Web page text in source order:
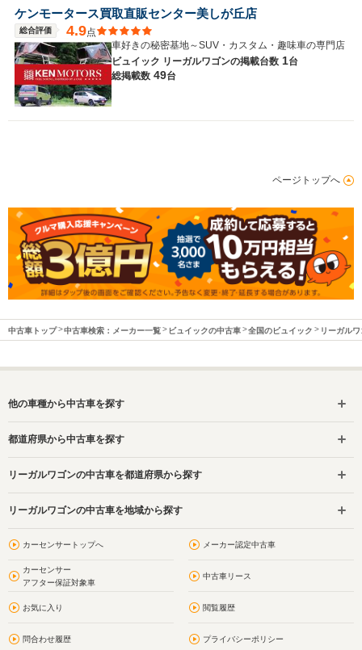
ケンモータース買取直販センター美しが丘店
総合評価 4.9点
車好きの秘密基地～SUV・カスタム・趣味車の専門店
ビュイック リーガルワゴンの掲載台数 1台
総掲載数 49台
ページトップへ
中古車トップ 中古車検索：メーカー一覧 ビュイックの中古車 全国のビュイック リーガル
他の車種から中古車を探す
都道府県から中古車を探す
リーガルワゴンの中古車を都道府県から探す
リーガルワゴンの中古車を地域から探す
カーセンサートップへ メーカー認定中古車
カーセンサー
アフター保証対象車
中古車リース
お気に入り 閲覧履歴
問合わせ履歴 プライバシーポリシー